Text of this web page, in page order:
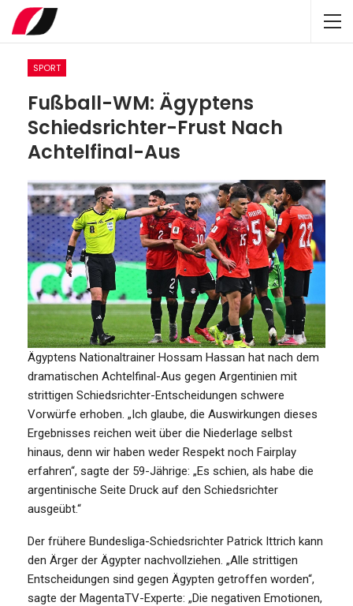
SPORT
Fußball-WM: Ägyptens
Schiedsrichter-Frust Nach
Achtelfinal-Aus
Ägyptens Nationaltrainer Hossam Hassan hat nach dem
dramatischen Achtelfinal-Aus gegen Argentinien mit
strittigen Schiedsrichter-Entscheidungen schwere
Vorwürfe erhoben. „Ich glaube, die Auswirkungen dieses
Ergebnisses reichen weit über die Niederlage selbst
hinaus, denn wir haben weder Respekt noch Fairplay
erfahren“, sagte der 59-Jährige: „Es schien, als habe die
argentinische Seite Druck auf den Schiedsrichter
ausgeübt.“
Der frühere Bundesliga-Schiedsrichter Patrick Ittrich kann
den Ärger der Ägypter nachvollziehen. „Alle strittigen
Entscheidungen sind gegen Ägypten getroffen worden“,
sagte der MagentaTV-Experte: „Die negativen Emotionen,